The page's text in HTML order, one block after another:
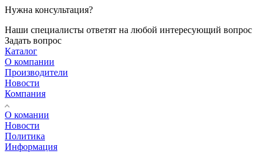
Нужна консультация?
Наши специалисты ответят на любой интересующий вопрос
Задать вопрос
Каталог
О компании
Производители
Новости
Компания
О комании
Новости
Политика
Информация